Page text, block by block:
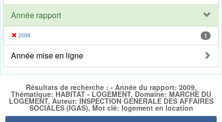
Année rapport
2009 1
Année mise en ligne
Résultats de recherche : - Année du rapport: 2009,
Thématique: HABITAT - LOGEMENT, Domaine: MARCHE DU
LOGEMENT, Auteur: INSPECTION GENERALE DES AFFAIRES
SOCIALES (IGAS), Mot clé: logement en location